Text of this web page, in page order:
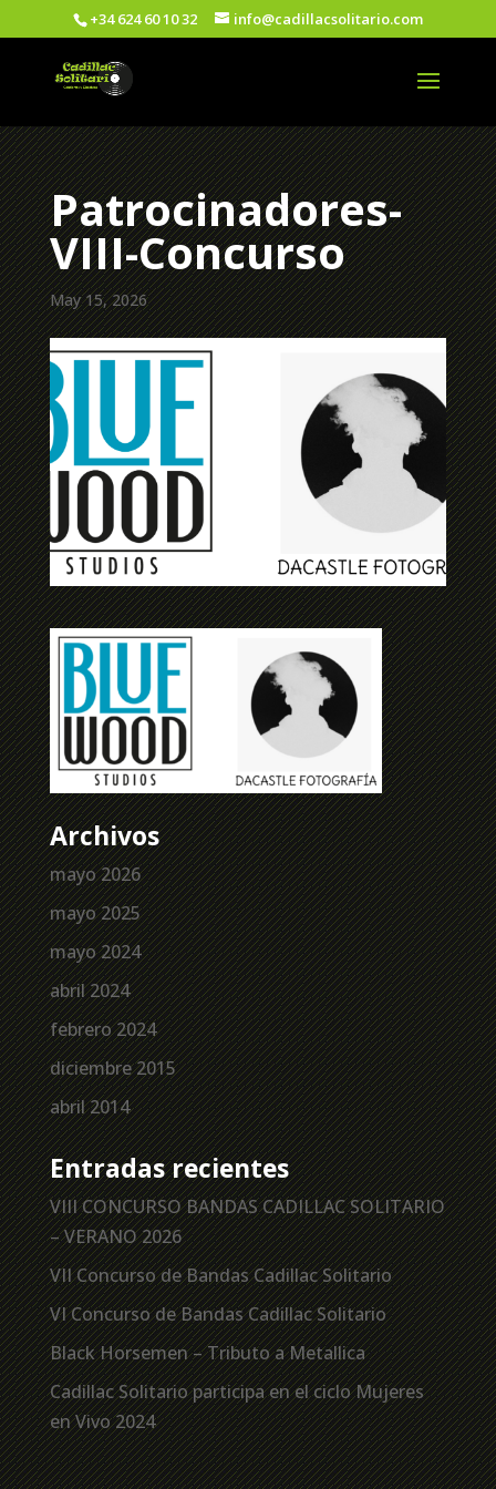
+34 624 60 10 32 info@cadillacsolitario.com
Patrocinadores-
VIII-Concurso
May 15, 2026
Archivos
mayo 2026
mayo 2025
mayo 2024
abril 2024
febrero 2024
diciembre 2015
abril 2014
Entradas recientes
VIII CONCURSO BANDAS CADILLAC SOLITARIO
– VERANO 2026
VII Concurso de Bandas Cadillac Solitario
VI Concurso de Bandas Cadillac Solitario
Black Horsemen – Tributo a Metallica
Cadillac Solitario participa en el ciclo Mujeres
en Vivo 2024